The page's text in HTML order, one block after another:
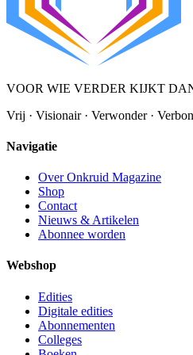
VOOR WIE VERDER KIJKT
Vrij · Visionair · Verwonder ·
Navigatie
Over Onkruid Magazine
Shop
Contact
Nieuws & Artikelen
Abonnee worden
Webshop
Edities
Digitale edities
Abonnementen
Colleges